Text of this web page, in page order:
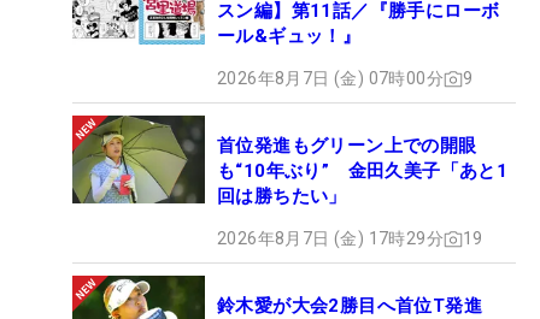
スン編】第11話／『勝手にローボ
ール&ギュッ！』
2026年8月7日 (金) 07時00分 9
首位発進もグリーン上での開眼
も“10年ぶり” 金田久美子「あと1
回は勝ちたい」
2026年8月7日 (金) 17時29分 19
鈴木愛が大会2勝目へ首位T発進